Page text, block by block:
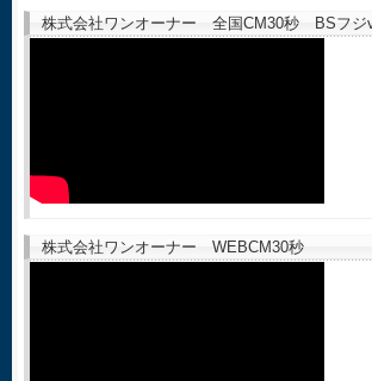
株式会社ワンオーナー 全国CM30秒 BSフジ
株式会社ワンオーナー WEBCM30秒